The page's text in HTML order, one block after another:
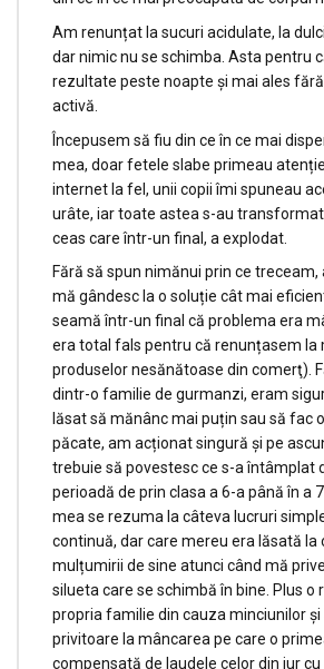
Am renunțat la sucuri acidulate, la
dar nimic nu se schimba. Asta pentru
rezultate peste noapte și mai ales
activă.
Începusem să fiu din ce în ce mai
mea, doar fetele slabe primeau
internet la fel, unii copii îmi spuneau
urâte, iar toate astea s-au
ceas care într-un final, a explodat.
Fără să spun nimănui prin ce treceam,
mă gândesc la o soluție cât mai
seamă într-un final că problema era
era total fals pentru că renunțasem la
produselor nesănătoase din comerţ).
dintr-o familie de gurmanzi, eram
lăsat să mănânc mai puțin sau să fac
păcate, am acționat singură și pe
trebuie să povestesc ce s-a întâmplat
perioadă de prin clasa a 6-a până în a
mea se rezuma la câteva lucruri
continuă, dar care mereu era lăsată la
mulțumirii de sine atunci când mă
silueta care se schimbă în bine. Plus o
propria familie din cauza minciunilor
privitoare la mâncarea pe care o
compensată de laudele celor din jur cu